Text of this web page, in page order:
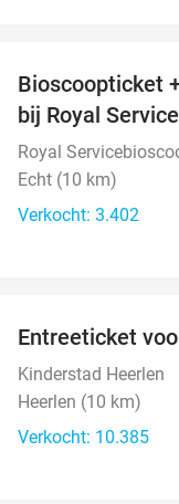
Bioscoopticket
bij Royal
Royal
Echt (10 km)
Verkocht: 3.402
Entreeticket
Kinderstad Heerlen
Heerlen (10 km)
Verkocht: 10.385